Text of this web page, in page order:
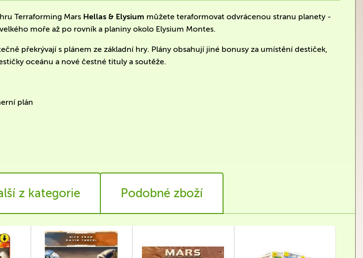
Terraforming Mars Hellas & Elysium můžete teraformovat odvrácenou stranu planety -
moře až po rovník a planiny okolo Elysium Montes.
překrývají s plánem ze základní hry. Plány obsahují jiné bonusy za umístění destiček,
oceánu a nové čestné tituly a soutěže.
plán
z kategorie Podobné zboží